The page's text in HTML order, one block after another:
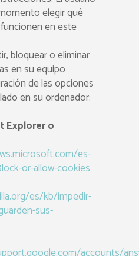
elegir qué
en este
bloquear o eliminar
en su equipo
de las opciones
en su ordenador:
Explorer o
es-
or-allow-cookies
es/kb/impedir-
sus-